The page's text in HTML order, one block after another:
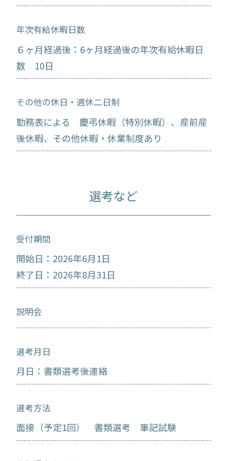
年次有給休暇日数
６ヶ月経過後：6ヶ月経過後の年次有給休暇日
数 10日
その他の休日・週休二日制
勤務表による 慶弔休暇（特別休暇）、産前産
後休暇、その他休暇・休業制度あり
選考など
受付期間
開始日：2026年6月1日
終了日：2026年8月31日
説明会
選考月日
月日：書類選考後連絡
選考方法
面接（予定1回） 書類選考 筆記試験